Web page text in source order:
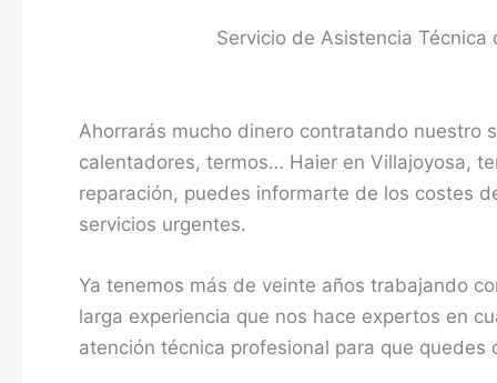
Servicio de Asistencia
Ahorrarás mucho dinero contratando nuestro
calentadores, termos… Haier en Villajoyosa,
reparación, puedes informarte de los costes
servicios urgentes.
Ya tenemos más de veinte años trabajando
larga experiencia que nos hace expertos en
atención técnica profesional para que quedes